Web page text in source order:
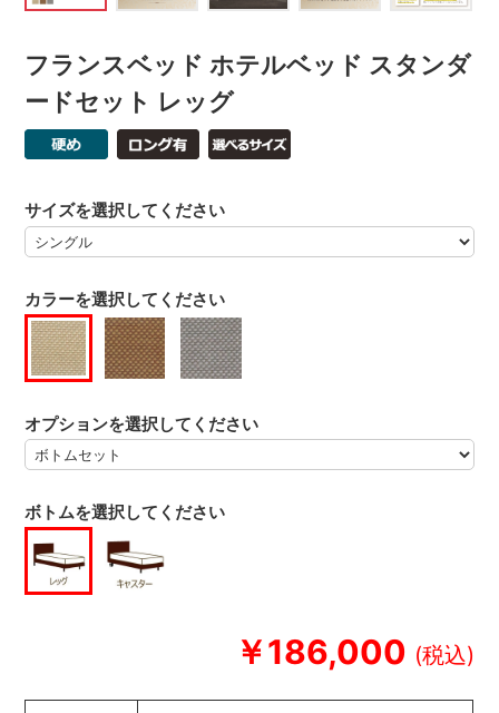
フランスベッド ホテルベッド スタンダ
ードセット レッグ
￥186,000
カラーを選択してください
サイズを選択してください
オプションを選択してください
ボトムを選択してください